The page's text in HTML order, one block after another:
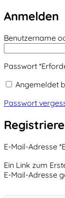
Anmelden
Benutzername
Passwort *
Angemeldet
Passwort
E-Mail-Adresse *
Ein Link zum
E-Mail-Adresse